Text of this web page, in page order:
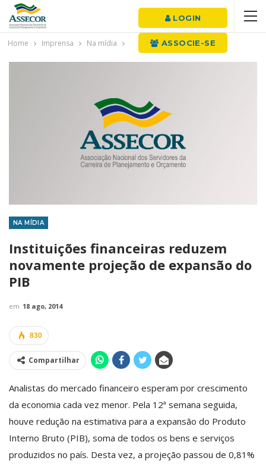
LOGIN
ASSOCIE-SE
Home Imprensa Na mídia
NA MÍDIA
Instituições financeiras reduzem
novamente projeção de expansão do
PIB
em 18 ago, 2014
830
Compartilhar
Analistas do mercado financeiro esperam por crescimento
da economia cada vez menor. Pela 12ª semana seguida,
houve redução na estimativa para a expansão do Produto
Interno Bruto (PIB), soma de todos os bens e serviços
produzidos no país. Desta vez, a projeção passou de 0,81%